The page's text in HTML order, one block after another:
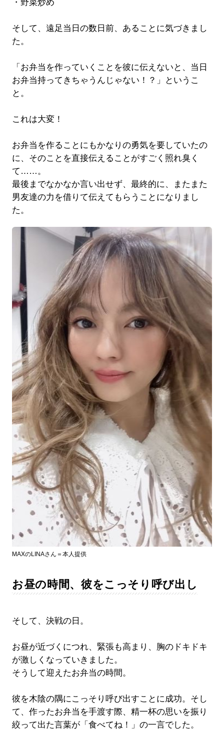
・野菜炒め
そして、遠足当日の数日前、あることに気づきまし
た。
「お弁当を作っていくことを彼に伝えないと、当日
お弁当持ってきちゃうんじゃない！？」というこ
と。
これは大変！
お弁当を作ることにもかなりの勇気を要していたの
に、そのことを直接伝えることがすごく照れ臭く
て……。
最後までなかなか言い出せず、最終的に、またまた
男友達の力を借りて伝えてもらうことになりまし
た。
MAXのLINAさん＝本人提供
お昼の時間、彼をこっそり呼び出し
そして、決戦の日。
お昼が近づくにつれ、緊張も高まり、胸のドキドキ
が激しくなっていきました。
そうして迎えたお弁当の時間。
彼を木陰の隅にこっそり呼び出すことに成功。そし
て、作ったお弁当を手渡す際、精一杯の思いを振り
絞って出た言葉が「食べてね！」の一言でした。